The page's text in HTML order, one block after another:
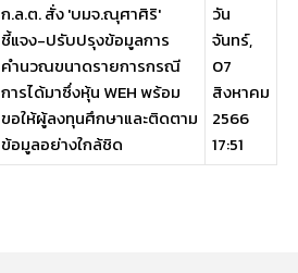
ก.ล.ต. สั่ง 'บมจ.ณุศาศิริ'
ชี้แจง-ปรับปรุงข้อมูลการ
คำนวณขนาดรายการกรณี
การได้มาซึ่งหุ้น WEH พร้อม
ขอให้ผู้ลงทุนศึกษาและติดตาม
ข้อมูลอย่างใกล้ชิด
วัน
จันทร์,
07
สิงหาคม
2566
17:51